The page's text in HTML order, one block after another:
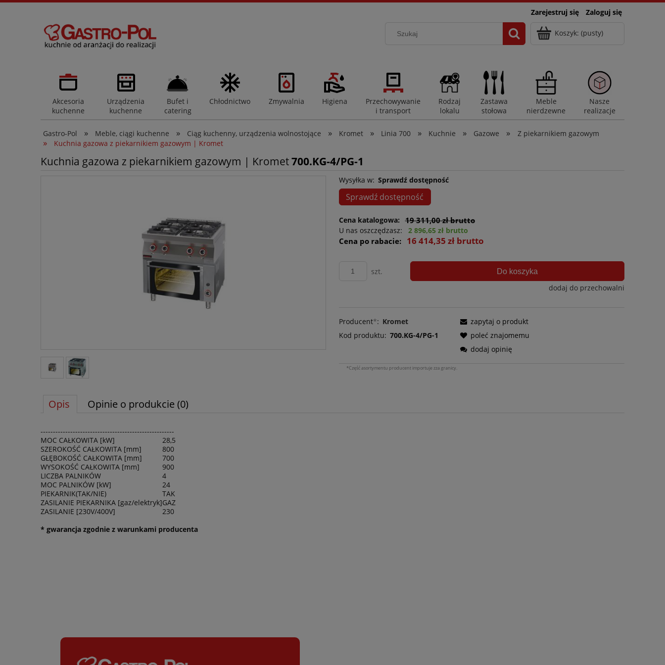
Zarejestruj się Zaloguj się
Koszyk: (pusty)
Akcesoria
kuchenne
Urządzenia
kuchenne
Bufet i
catering
Chłodnictwo Zmywalnia Higiena
Przechowywanie
i transport
Rodzaj
lokalu
Zastawa
stołowa
Meble
nierdzewne
Nasze
realizacje
Gastro-Pol » Meble, ciągi kuchenne » Ciąg kuchenny, urządzenia wolnostojące » Kromet » Linia 700 » Kuchnie » Gazowe » Z piekarnikiem gazowym
» Kuchnia gazowa z piekarnikiem gazowym | Kromet
Kuchnia gazowa z piekarnikiem gazowym | Kromet700.KG-4/PG-1
Wysyłka w: Sprawdź dostępność
Sprawdź dostępność
Cena katalogowa: 19 311,00 zł brutto
U nas oszczędzasz: 2 896,65 zł brutto
Cena po rabacie: 16 414,35 zł brutto
szt. Do koszyka
dodaj do przechowalni
Producent*: Kromet
Kod produktu: 700.KG-4/PG-1
zapytaj o produkt
poleć znajomemu
dodaj opinię
*Część asortymentu producent importuje zza granicy.
Opis Opinie o produkcie (0)
------------------------------------------------------
MOC CAŁKOWITA [kW]
28,5
SZEROKOŚĆ CAŁKOWITA [mm]
800
GŁĘBOKOŚĆ CAŁKOWITA [mm]
700
WYSOKOŚĆ CAŁKOWITA [mm]
900
LICZBA PALNIKÓW
4
MOC PALNIKÓW [kW]
24
PIEKARNIK(TAK/NIE)
TAK
ZASILANIE PIEKARNIKA [gaz/elektryk]GAZ
ZASILANIE [230V/400V]
230
* gwarancja zgodnie z warunkami producenta